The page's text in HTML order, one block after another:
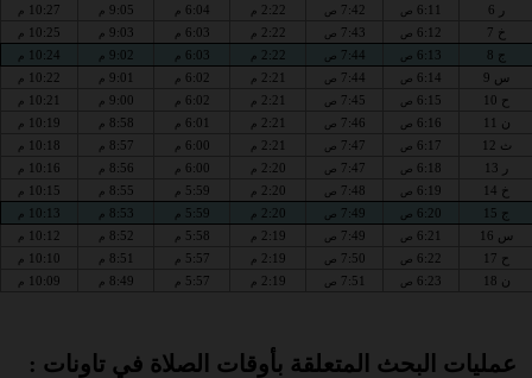
ر 6 6:11 ص 7:42 ص 2:22 م 6:04 م 9:05 م 10:27 م
خ 7 6:12 ص 7:43 ص 2:22 م 6:03 م 9:03 م 10:25 م
ج 8 6:13 ص 7:44 ص 2:22 م 6:03 م 9:02 م 10:24 م
س 9 6:14 ص 7:44 ص 2:21 م 6:02 م 9:01 م 10:22 م
ح 10 6:15 ص 7:45 ص 2:21 م 6:02 م 9:00 م 10:21 م
ن 11 6:16 ص 7:46 ص 2:21 م 6:01 م 8:58 م 10:19 م
ث 12 6:17 ص 7:47 ص 2:21 م 6:00 م 8:57 م 10:18 م
ر 13 6:18 ص 7:47 ص 2:20 م 6:00 م 8:56 م 10:16 م
خ 14 6:19 ص 7:48 ص 2:20 م 5:59 م 8:55 م 10:15 م
ج 15 6:20 ص 7:49 ص 2:20 م 5:59 م 8:53 م 10:13 م
س 16 6:21 ص 7:49 ص 2:19 م 5:58 م 8:52 م 10:12 م
ح 17 6:22 ص 7:50 ص 2:19 م 5:57 م 8:51 م 10:10 م
ن 18 6:23 ص 7:51 ص 2:19 م 5:57 م 8:49 م 10:09 م
عمليات البحث المتعلقة بأوقات الصلاة في تاونات :